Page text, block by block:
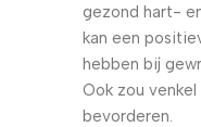
gezond hart-
kan een
hebben bij
Ook zou
bevorderen.